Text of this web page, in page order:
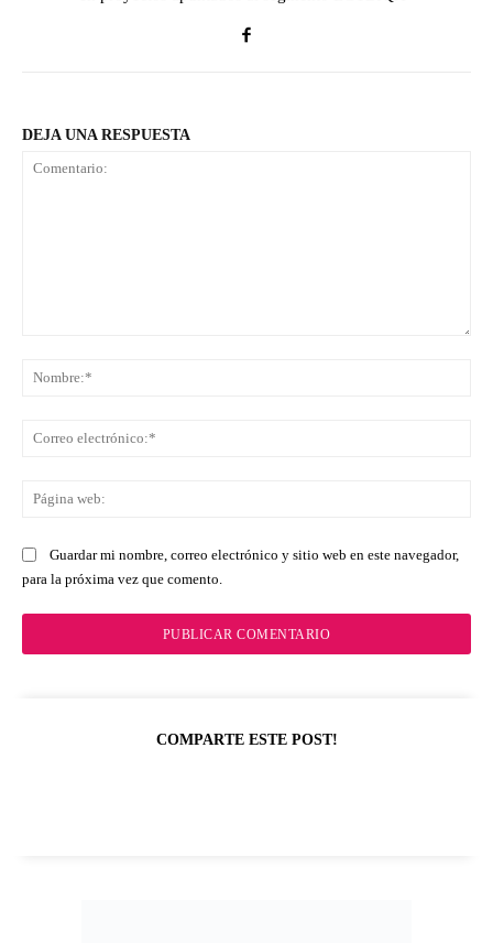
DEJA UNA RESPUESTA
Guardar mi nombre, correo electrónico y sitio web en este navegador,
para la próxima vez que comento.
COMPARTE ESTE POST!